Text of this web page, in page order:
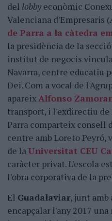
del lobbyeconòmic
Valenciana d'Empresaris
de Parra a la càtedra
la presidència de la
institut de negocis
Navarra, centre educatiu
Dei. Com a vocal de
apareixAlfonso
transport, i l'exdirectiu de
Parra comparteix consell
centre amb Loreto
de laUniversitat CEU
caràcter privat. L'escola
l'obra corporativa de la
El Guadalaviar, junt amb
encapçalar l'any 2017